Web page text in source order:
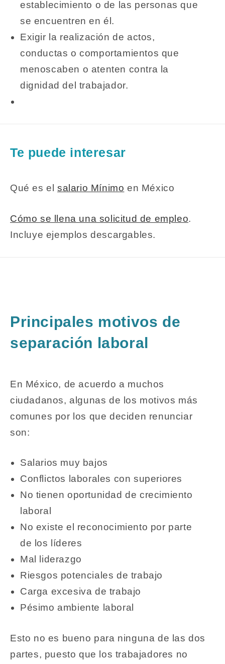
establecimiento o de las personas que
se encuentren en él.
Exigir la realización de actos,
conductas o comportamientos que
menoscaben o atenten contra la
dignidad del trabajador.
Te puede interesar
Qué es el salario Mínimo en México
Cómo se llena una solicitud de empleo.
Incluye ejemplos descargables.
Principales motivos de
separación laboral
En México, de acuerdo a muchos
ciudadanos, algunas de los motivos más
comunes por los que deciden renunciar
son:
Salarios muy bajos
Conflictos laborales con superiores
No tienen oportunidad de crecimiento
laboral
No existe el reconocimiento por parte
de los líderes
Mal liderazgo
Riesgos potenciales de trabajo
Carga excesiva de trabajo
Pésimo ambiente laboral
Esto no es bueno para ninguna de las dos
partes, puesto que los trabajadores no